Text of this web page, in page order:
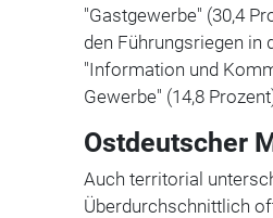
"Gastgewerbe" (30,4
den Führungsriegen in
"Information und
Gewerbe" (14,8
Ostdeutscher
Auch territorial
Überdurchschnittlich